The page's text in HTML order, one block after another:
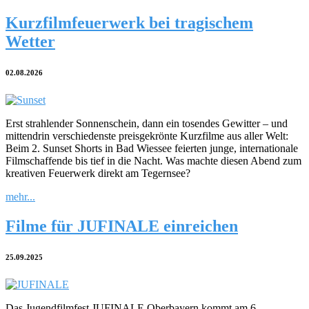
Kurzfilmfeuerwerk bei tragischem
Wetter
02.08.2026
Erst strahlender Sonnenschein, dann ein tosendes Gewitter – und
mittendrin verschiedenste preisgekrönte Kurzfilme aus aller Welt:
Beim 2. Sunset Shorts in Bad Wiessee feierten junge, internationale
Filmschaffende bis tief in die Nacht. Was machte diesen Abend zum
kreativen Feuerwerk direkt am Tegernsee?
mehr...
Filme für JUFINALE einreichen
25.09.2025